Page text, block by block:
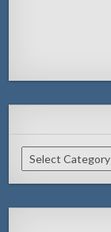
Categorianan